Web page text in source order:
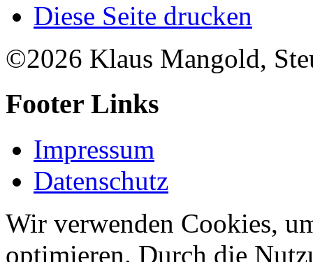
Diese Seite drucken
©2026 Klaus Mangold,
Footer Links
Impressum
Datenschutz
Wir verwenden Cookies,
optimieren. Durch die